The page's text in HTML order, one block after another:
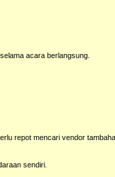
acara berlangsung.
repot mencari vendor
sendiri.